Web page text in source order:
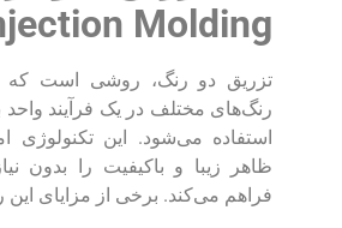
Molding
تزریق دو رنگ، روشی است که
رنگ‌های مختلف در یک فرآیند واحد
استفاده می‌شود. این تکنولوژی
ظاهر زیبا و باکیفیت را بدون
فراهم می‌کند. برخی از مزایای این